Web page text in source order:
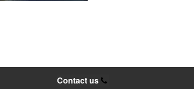
Contact us